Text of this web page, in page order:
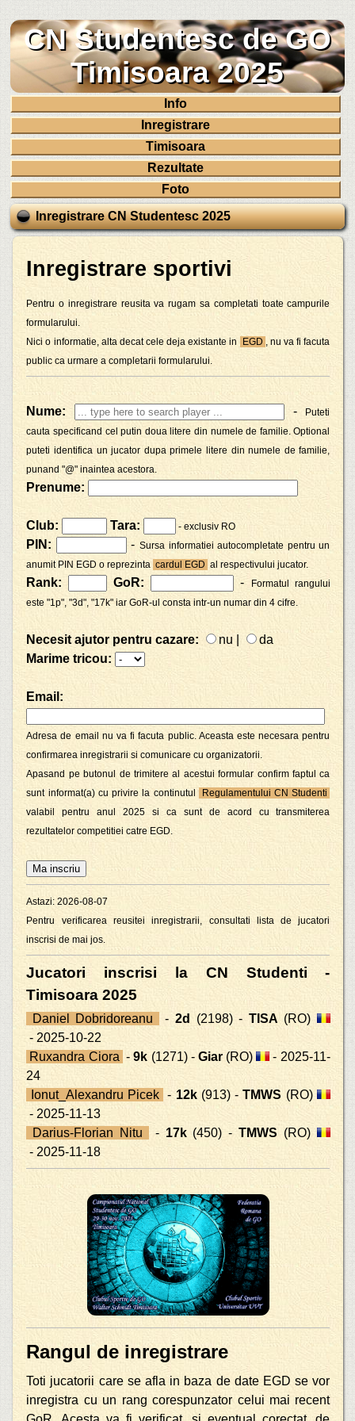
CN Studentesc de GO
Timisoara 2025
Info
Inregistrare
Timisoara
Rezultate
Foto
Inregistrare CN Studentesc 2025
Inregistrare sportivi
Pentru o inregistrare reusita va rugam sa completati toate campurile
formularului.
Nici o informatie, alta decat cele deja existante in
EGD
, nu va fi facuta
public ca urmare a completarii formularului.
Nume: -
Puteti
cauta specificand cel putin doua litere din numele de familie. Optional
puteti identifica un jucator dupa primele litere din numele de familie,
punand "@" inaintea acestora.
Prenume:
Club: Tara: - exclusiv RO
PIN: -Sursa informatiei autocompletate pentru un
anumit PIN EGD o reprezinta cardul EGD al respectivului jucator.
Rank: GoR: -
Formatul rangului
este "1p", "3d", "17k" iar GoR-ul consta intr-un numar din 4 cifre.
Necesit ajutor pentru cazare: nu
da
Marime tricou:
Email:
Adresa de email nu va fi facuta public. Aceasta este necesara pentru
confirmarea inregistrarii si comunicare cu organizatorii.
Apasand pe butonul de trimitere al acestui formular confirm faptul ca
sunt informat(a) cu privire la continutulRegulamentului CN Studenti
valabil pentru anul 2025 si ca sunt de acord cu transmiterea
rezultatelor competitiei catre EGD.
Astazi: 2026-08-07
Pentru verificarea reusitei inregistrarii, consultati lista de jucatori
inscrisi de mai jos.
Jucatori inscrisi la CN Studenti -
Timisoara 2025
Daniel Dobridoreanu -2d (2198) - TISA (RO)
- 2025-10-22
Ruxandra Ciora -9k (1271) - Giar(RO)
- 2025-11-
24
Ionut_Alexandru Picek - 12k(913) -TMWS (RO)
- 2025-11-13
Darius-Florian Nitu
- 17k(450) -TMWS (RO)
- 2025-11-18
Rangul de inregistrare
Toti jucatorii care se afla in baza de date EGD se vor
inregistra cu un rang corespunzator celui mai recent